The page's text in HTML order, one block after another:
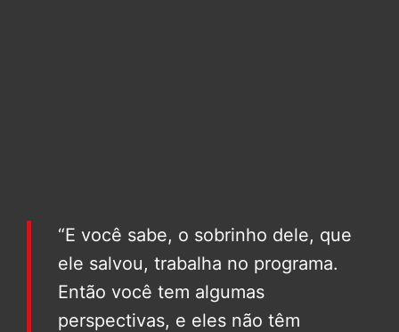
“E você sabe, o sobrinho dele, que
ele salvou, trabalha no programa.
Então você tem algumas
perspectivas, e eles não têm